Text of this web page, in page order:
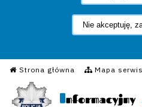
Nie akceptuję,
Strona główna Mapa
Informacyjny